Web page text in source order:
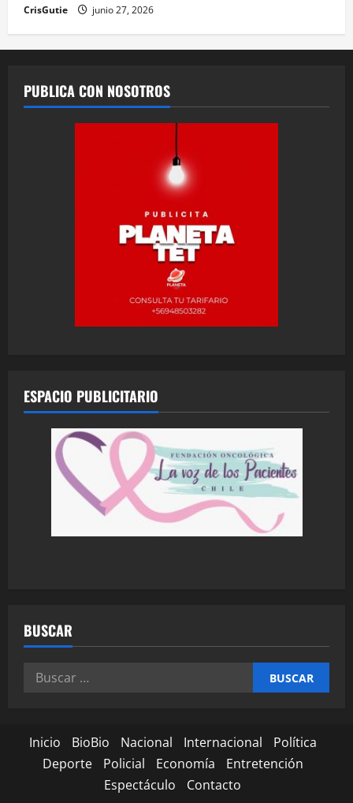
CrisGutie junio 27, 2026
PUBLICA CON NOSOTROS
ESPACIO PUBLICITARIO
BUSCAR
Inicio BioBio Nacional Internacional
Política
Deporte
Policial Economía
Entretención
Espectáculo
Contacto